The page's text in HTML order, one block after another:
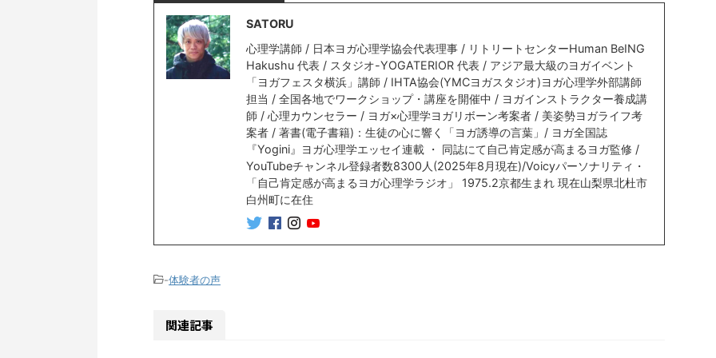
SATORU
心理学講師 / 日本ヨガ心理学協会代表理事 / リトリートセンターHuman BeING
Hakushu 代表 / スタジオ-YOGATERIOR 代表 / アジア最大級のヨガイベント
「ヨガフェスタ横浜」講師 / IHTA協会(YMCヨガスタジオ)ヨガ心理学外部講師
担当 / 全国各地でワークショップ・講座を開催中 / ヨガインストラクター養成講
師 / 心理カウンセラー / ヨガ×心理学ヨガリボーン考案者 / 美姿勢ヨガライフ考
案者 / 著書(電子書籍)：生徒の心に響く「ヨガ誘導の言葉」/ ヨガ全国誌
『Yogini』ヨガ心理学エッセイ連載 ・ 同誌にて自己肯定感が高まるヨガ監修 /
YouTubeチャンネル登録者数8300人(2025年8月現在)/Voicyパーソナリティ・
「自己肯定感が高まるヨガ心理学ラジオ」 1975.2京都生まれ 現在山梨県北杜市
白州町に在住
-体験者の声
関連記事